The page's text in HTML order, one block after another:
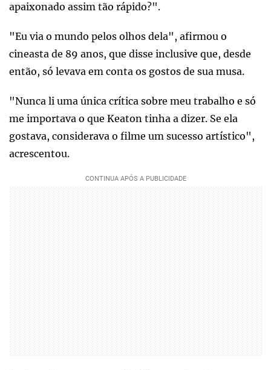
apaixonado assim tão rápido?".
"Eu via o mundo pelos olhos dela", afirmou o
cineasta de 89 anos, que disse inclusive que, desde
então, só levava em conta os gostos de sua musa.
"Nunca li uma única crítica sobre meu trabalho e só
me importava o que Keaton tinha a dizer. Se ela
gostava, considerava o filme um sucesso artístico",
acrescentou.